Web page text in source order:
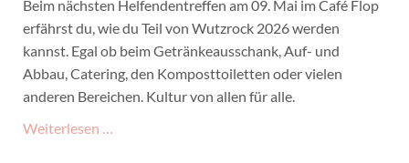
Beim nächsten Helfendentreffen am 09. Mai im Café Flop
erfährst du, wie du Teil von Wutzrock 2026 werden
kannst. Egal ob beim Getränkeausschank, Auf- und
Abbau, Catering, den Komposttoiletten oder vielen
anderen Bereichen. Kultur von allen für alle.
Weiterlesen …